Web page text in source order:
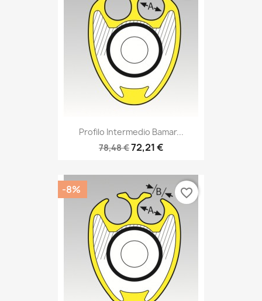
Profilo Intermedio Bamar...
78,48 €72,21 €
-8% favorite_border